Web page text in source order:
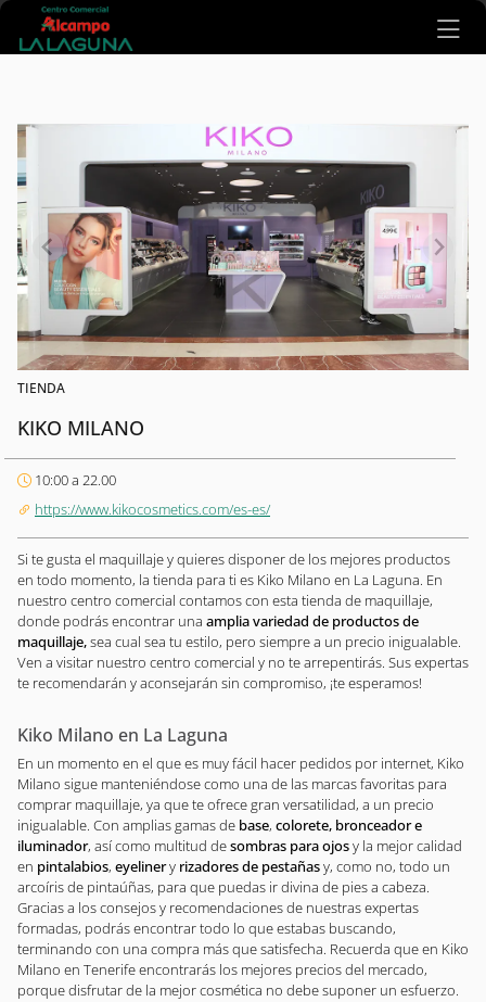
Ir al contenido principal
TIENDA
KIKO MILANO
10:00 a 22.00
https://www.kikocosmetics.com/es-es/
Si te gusta el maquillaje y quieres disponer de los mejores productos
en todo momento, la tienda para ti es Kiko Milano en La Laguna. En
nuestro centro comercial contamos con esta tienda de maquillaje,
donde podrás encontrar una amplia variedad de productos de
maquillaje,sea cual sea tu estilo, pero siempre a un precio inigualable.
Ven a visitar nuestro centro comercial y no te arrepentirás. Sus expertas
te recomendarán y aconsejarán sin compromiso, ¡te esperamos!
Kiko Milano en La Laguna
En un momento en el que es muy fácil hacer pedidos por internet, Kiko
Milano sigue manteniéndose como una de las marcas favoritas para
comprar maquillaje, ya que te ofrece gran versatilidad, a un precio
inigualable. Con amplias gamas de base, colorete, bronceador e
iluminador, así como multitud desombras para ojosy la mejor calidad
en pintalabios, eyelinery rizadores de pestañasy, como no, todo un
arcoíris de pintaúñas, para que puedas ir divina de pies a cabeza.
Gracias a los consejos y recomendaciones de nuestras expertas
formadas, podrás encontrar todo lo que estabas buscando,
terminando con una compra más que satisfecha. Recuerda que en Kiko
Milano en Tenerife encontrarás los mejores precios del mercado,
porque disfrutar de la mejor cosmética no debe suponer un esfuerzo.